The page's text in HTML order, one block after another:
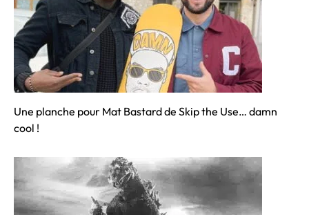
Une planche pour Mat Bastard de Skip the Use… damn
cool !